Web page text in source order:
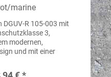
marine
DGUV-R 105-003 mit
3,
modernen,
und mit einer